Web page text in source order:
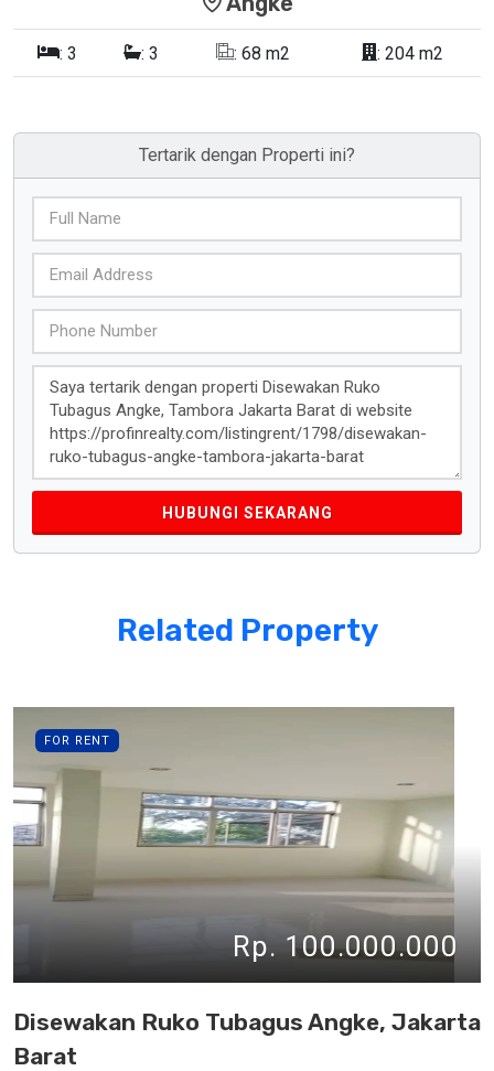
: 3 : 3 : 68 m2 : 204 m2
Tertarik dengan Properti ini?
HUBUNGI SEKARANG
Related Property
FOR RENT
Rp. 100.000.000
Disewakan Ruko Tubagus Angke, Jakarta
Barat